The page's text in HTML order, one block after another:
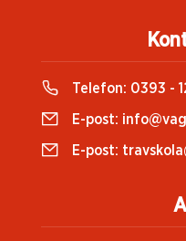
Telefon: 0393 -
E-post:
E-post: